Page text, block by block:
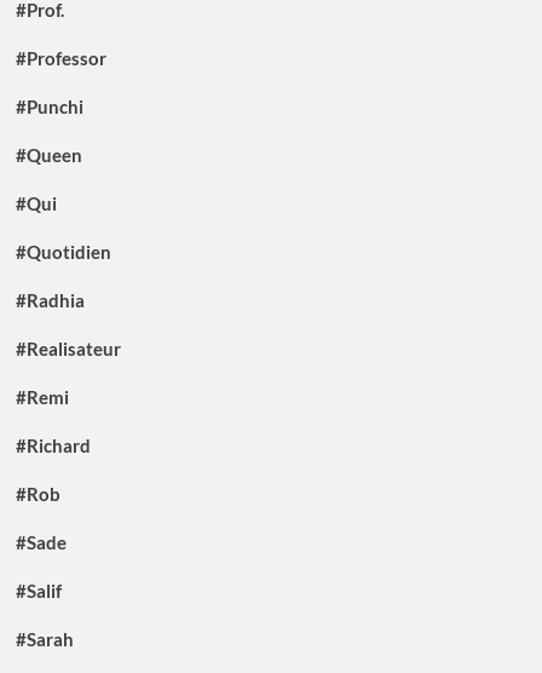
#Prof.
#Professor
#Punchi
#Queen
#Qui
#Quotidien
#Radhia
#Realisateur
#Remi
#Richard
#Rob
#Sade
#Salif
#Sarah